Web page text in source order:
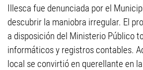
Illesca fue denunciada por el
descubrir la maniobra irregular. El
a disposición del Ministerio Público
informáticos y registros contables.
local se convirtió en querellante en